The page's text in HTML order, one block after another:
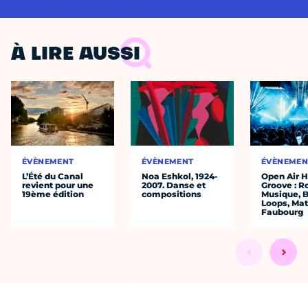
À LIRE AUSSI
ÉVÈNEMENT
L’Été du Canal
revient pour une
19ème édition
ÉVÈNEMENT
Noa Eshkol, 1924-
2007. Danse et
compositions
Open Air
Groove :
Musique,
Loops,
Faubourg